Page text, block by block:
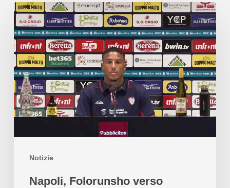
Notizie
Napoli, Folorunsho verso